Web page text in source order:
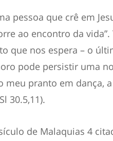
pessoa que crê em
ao encontro da
que nos espera – o
pode persistir uma
meu pranto em dança,
30.5,11).
de Malaquias 4